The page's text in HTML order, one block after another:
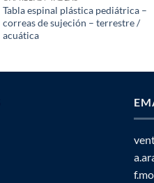
Tabla espinal plástica pediátrica –
correas de sujeción – terrestre /
acuática